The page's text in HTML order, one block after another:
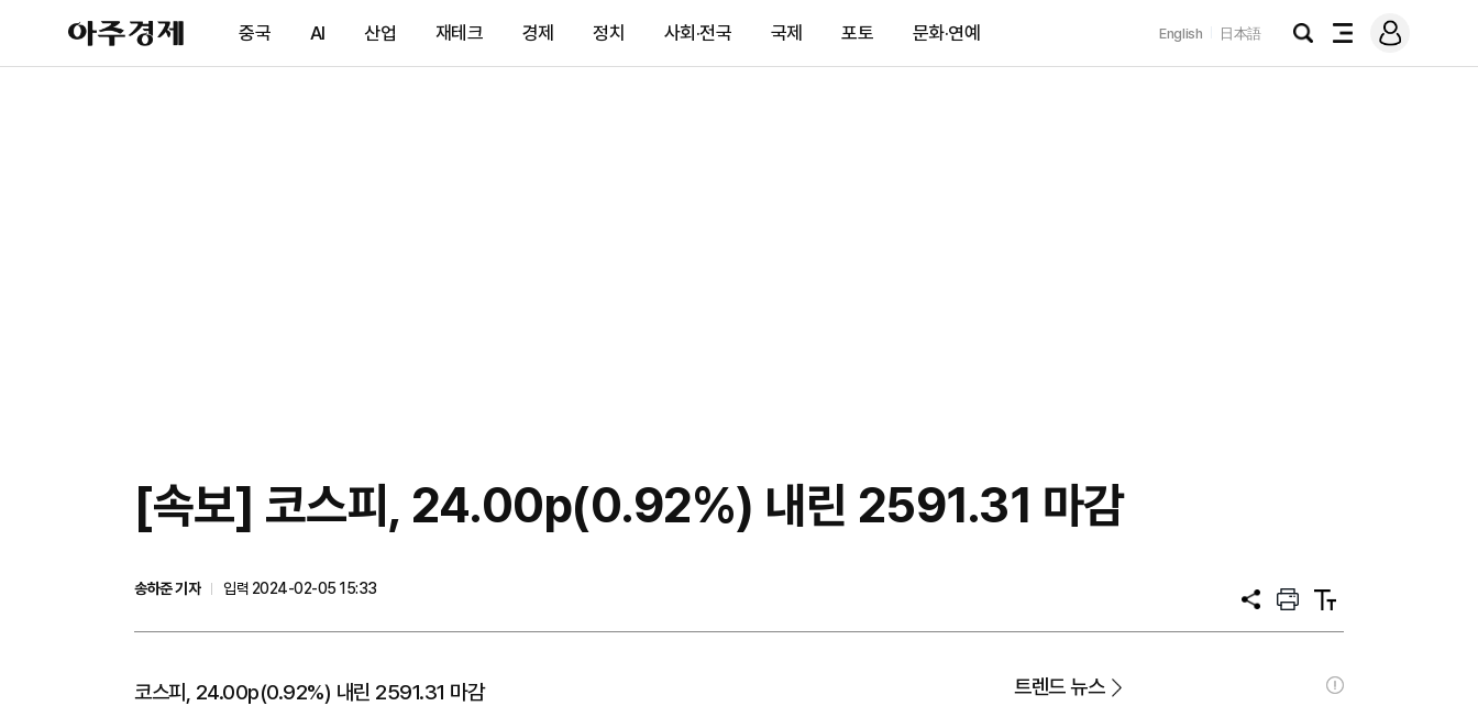
아
주
제
중국 AI 산업 재테크 경제 정치 사회·전국 국제 포토 문화·연예 English 日本語
검
전
메
그
[속보] 코스피, 24.00p(0.92%) 내린 2591.31 마감
송하준 기자
입력 2024-02-05 15:33
공
프
트
텍
트
코스피, 24.00p(0.92%) 내린 2591.31 마감
트렌드 뉴스